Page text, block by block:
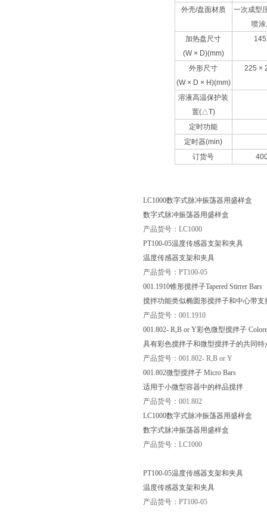
外壳/盘面材质
一次成型
喷
加热盘尺寸
(W × D)(mm)
外形尺寸
(W × D × H)(mm)
225 ×
溶液高温保护装
置(△T)
定时功能
定时器(min)
订货号
LC1000数字式脉冲振荡器用盛样盒
数字式脉冲振荡器用盛样盒
产品货号：LC1000
PT100-05温度传感器支架和夹具
温度传感器支架和夹具
产品货号：PT100-05
001.1910锥形搅拌子Tapered Stirrer Bars
搅拌功能类似椭圆形搅拌子和中心带
产品货号：001.1910
001.802- R,B or Y彩色微型搅拌子
具有彩色搅拌子和微型搅拌子的共同
产品货号：001.802- R,B or Y
001.802微型搅拌子 Micro Bars
适用于小微型容器中的样品搅拌
产品货号：001.802
LC1000数字式脉冲振荡器用盛样盒
数字式脉冲振荡器用盛样盒
产品货号：LC1000
PT100-05温度传感器支架和夹具
温度传感器支架和夹具
产品货号：PT100-05